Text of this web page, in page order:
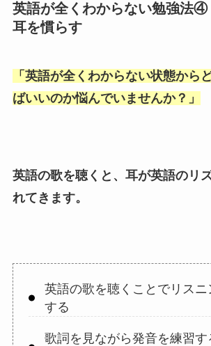
英語が全くわからない勉強法④
耳を慣らす
「 英語が全くわからない状態から
ばいいのか悩んでいませんか？ 」
英語の歌を聴くと、耳が英語のリ
れてきます。
英語の歌を聴くことでリスニ
する
歌詞を見ながら発音を練習す